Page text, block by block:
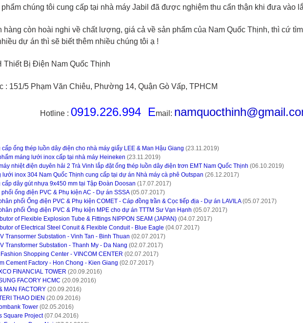
chúng tôi cung cấp tại nhà máy Jabil đã được nghiệm thu cẩn thận khi đưa vào
hàng còn hoài nghi về chất lượng, giá cả về sản phẩm của Nam Quốc Thịnh, thì cứ
dự án thì sẽ biết thêm nhiều chúng tôi ạ !
Thiết Bị Điện Nam Quốc Thịnh
: 151/5 Phạm Văn Chiêu, Phường 14, Quận Gò Vấp, TPHCM
Hotline : 0919.226.994 Email:
cấp ống thép luồn dây điện cho nhà máy giấy LEE & Man Hậu Giang (23.11.2019)
máng lưới inox cấp tại nhà máy Heineken (23.11.2019)
nhiệt điện duyên hải 2 Trà Vinh lắp đặt ống thép luồn dây điện trơn EMT Nam Quốc Thịnh (06.10.2019)
lưới inox 304 Nam Quốc Thịnh cung cấp tại dự án Nhà máy cà phê Outspan (26.12.2017)
cấp dây gút nhựa 9x450 mm tại Tập Đoàn Doosan (17.07.2017)
phối ống điện PVC & Phụ kiện AC - Dự án SSSA(05.07.2017)
phối Ống điện PVC & Phụ kiện COMET - Cáp đồng trần & Cọc tiếp địa - Dự án LAVILA(05.07.2017)
phối Ống điện PVC & Phụ kiện MPE cho dự án TTTM Sư Vạn Hạnh (05.07.2017)
of Flexible Explosion Tube & Fittings NIPPON SEAM (JAPAN) (04.07.2017)
of Electrical Steel Conuit & Flexible Conduit - Blue Eagle (04.07.2017)
Transormer Substation - Vinh Tan - Binh Thuan (02.07.2017)
Transformer Substation - Thanh My - Da Nang (02.07.2017)
Fashion Shopping Center - VINCOM CENTER (02.07.2017)
Cement Factory - Hon Chong - Kien Giang (02.07.2017)
FINANCIAL TOWER (20.09.2016)
FACORY HCMC (20.09.2016)
MAN FACTORY (20.09.2016)
THAO DIEN (20.09.2016)
Tower (02.05.2016)
Square Project(07.04.2016)